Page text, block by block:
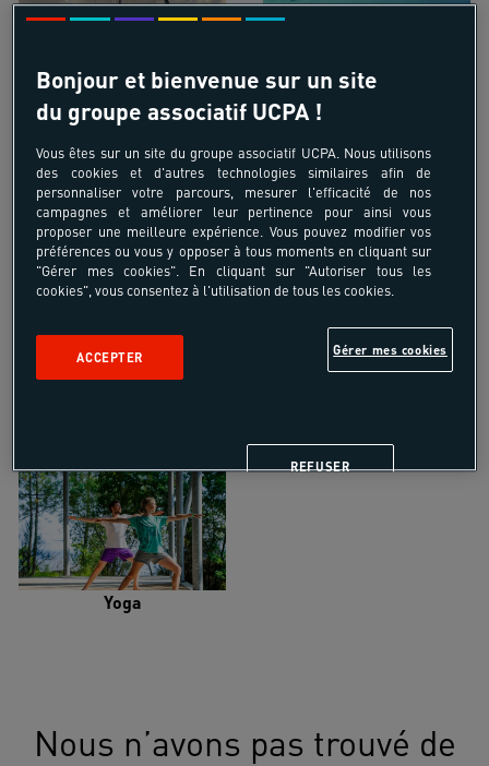
Croisière voilier Kayak de mer
Trail Trek-Randonnée pédestre
Vélo de randonnée
Yoga
Nous n’avons pas trouvé de
Bonjour et bienvenue sur un site
du groupe associatif UCPA !
Vous êtes sur un site du groupe associatif UCPA. Nous utilisons
des cookies et d'autres technologies similaires afin de
personnaliser votre parcours, mesurer l'efficacité de nos
campagnes et améliorer leur pertinence pour ainsi vous
proposer une meilleure expérience. Vous pouvez modifier vos
préférences ou vous y opposer à tous moments en cliquant sur
"Gérer mes cookies". En cliquant sur "Autoriser tous les
cookies", vous consentez à l'utilisation de tous les cookies.
Gérer mes cookies
REFUSER
ACCEPTER